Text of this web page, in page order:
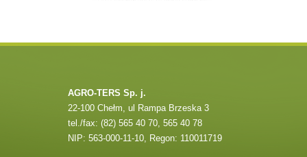
AGRO-TERS Sp. j.
22-100 Chełm, ul Rampa Brzeska 3
tel./fax: (82) 565 40 70, 565 40 78
NIP: 563-000-11-10, Regon: 110011719